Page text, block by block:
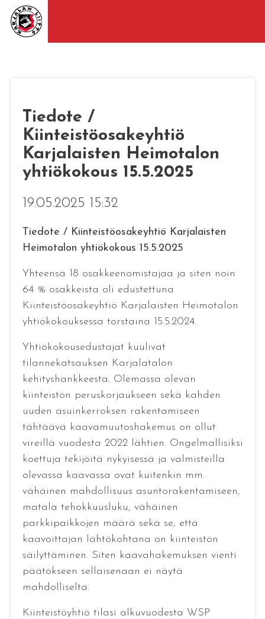
Tiedote /
Kiinteistöosakeyhtiö
Karjalaisten Heimotalon
yhtiökokous 15.5.2025
19.05.2025 15:32
Tiedote / Kiinteistöosakeyhtiö Karjalaisten
Heimotalon yhtiökokous 15.5.2025
Yhteensä 18 osakkeenomistajaa ja siten noin
64 % osakkeista oli edustettuna
Kiinteistöosakeyhtiö Karjalaisten Heimotalon
yhtiökokouksessa torstaina 15.5.2024.
Yhtiökokousedustajat kuulivat
tilannekatsauksen Karjalatalon
kehityshankkeesta. Olemassa olevan
kiinteistön peruskorjaukseen sekä kahden
uuden asuinkerroksen rakentamiseen
tähtäävä kaavamuutoshakemus on ollut
vireillä vuodesta 2022 lähtien. Ongelmallisiksi
koettuja tekijöitä nykyisessä ja valmisteilla
olevassa kaavassa ovat kuitenkin mm.
vähäinen mahdollisuus asuntorakentamiseen,
matala tehokkuusluku, vähäinen
parkkipaikkojen määrä sekä se, että
kaavoittajan lähtökohtana on kiinteistön
säilyttäminen. Siten kaavahakemuksen vienti
päätökseen sellaisenaan ei näytä
mahdolliselta.
Kiinteistöyhtiö tilasi alkuvuodesta WSP